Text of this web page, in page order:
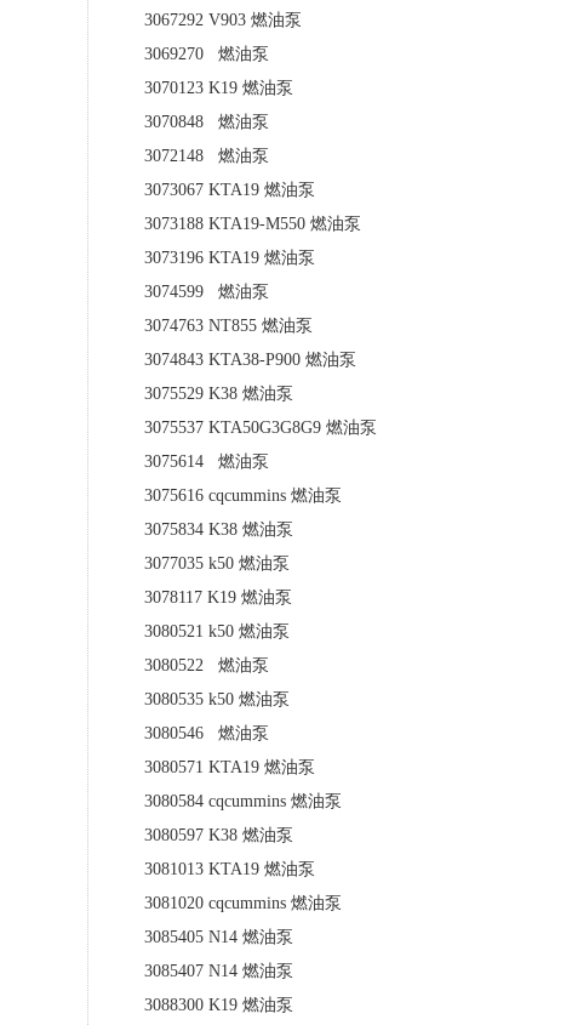
3067292 V903 燃油泵
3069270 燃油泵
3070123 K19 燃油泵
3070848 燃油泵
3072148 燃油泵
3073067 KTA19 燃油泵
3073188 KTA19-M550 燃油泵
3073196 KTA19 燃油泵
3074599 燃油泵
3074763 NT855 燃油泵
3074843 KTA38-P900 燃油泵
3075529 K38 燃油泵
3075537 KTA50G3G8G9 燃油泵
3075614 燃油泵
3075616 cqcummins 燃油泵
3075834 K38 燃油泵
3077035 k50 燃油泵
3078117 K19 燃油泵
3080521 k50 燃油泵
3080522 燃油泵
3080535 k50 燃油泵
3080546 燃油泵
3080571 KTA19 燃油泵
3080584 cqcummins 燃油泵
3080597 K38 燃油泵
3081013 KTA19 燃油泵
3081020 cqcummins 燃油泵
3085405 N14 燃油泵
3085407 N14 燃油泵
3088300 K19 燃油泵